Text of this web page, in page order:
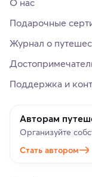
О нас
Подарочные
Журнал о
Поддержка и
Авторам
Организуйте
Стать автором